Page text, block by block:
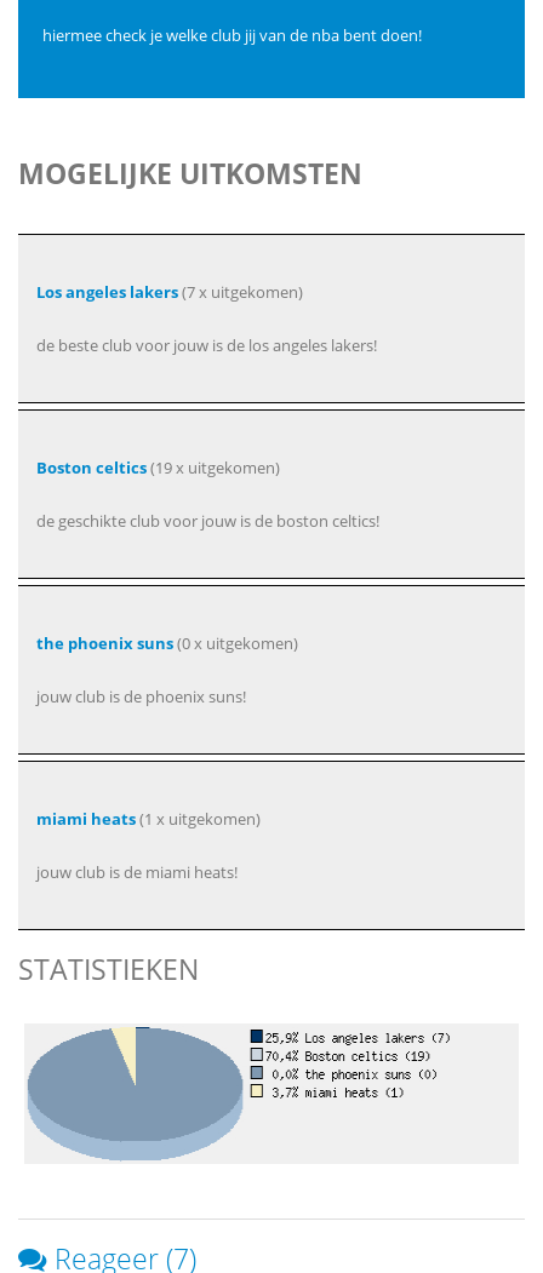
hiermee check je welke club jij van de nba bent doen!
MOGELIJKE UITKOMSTEN
Los angeles lakers(7 x uitgekomen)
de beste club voor jouw is de los angeles lakers!
Boston celtics(19 x uitgekomen)
de geschikte club voor jouw is de boston celtics!
the phoenix suns(0 x uitgekomen)
jouw club is de phoenix suns!
miami heats(1 x uitgekomen)
jouw club is de miami heats!
STATISTIEKEN
Reageer (7)